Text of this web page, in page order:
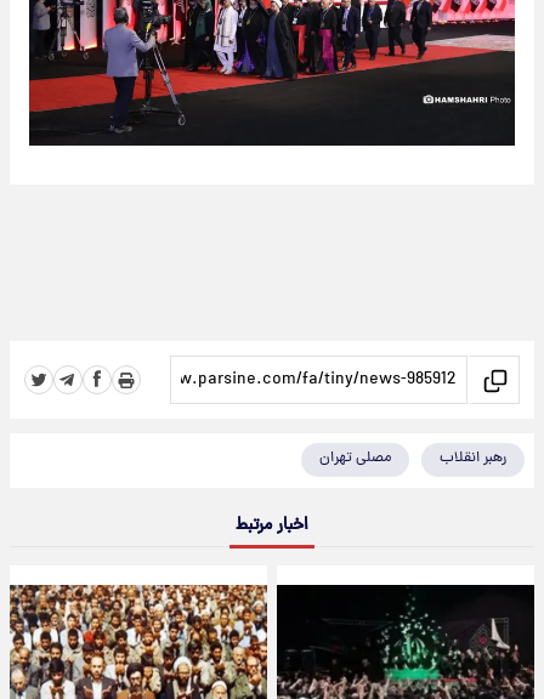
رهبر انقلاب مصلی تهران
اخبار مرتبط